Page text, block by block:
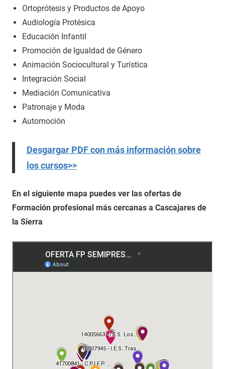
Ortoprótesis y Productos de Apoyo
Audiología Protésica
Educación Infantil
Promoción de Igualdad de Género
Animación Sociocultural y Turística
Integración Social
Mediación Comunicativa
Patronaje y Moda
Automoción
Desgargar PDF con más información sobre
los cursos>>
En el siguiente mapa puedes ver las ofertas de
Formación profesional más cercanas a Cascajares de
la Sierra